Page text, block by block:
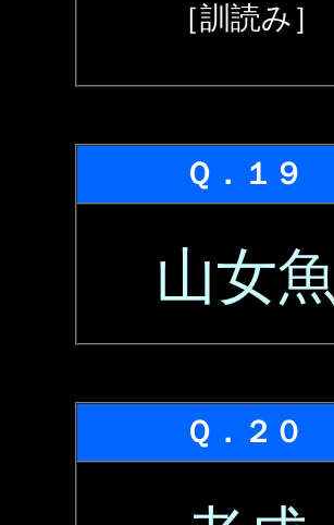
［訓読み］
Ｑ．１９
山女魚
Ｑ．２０